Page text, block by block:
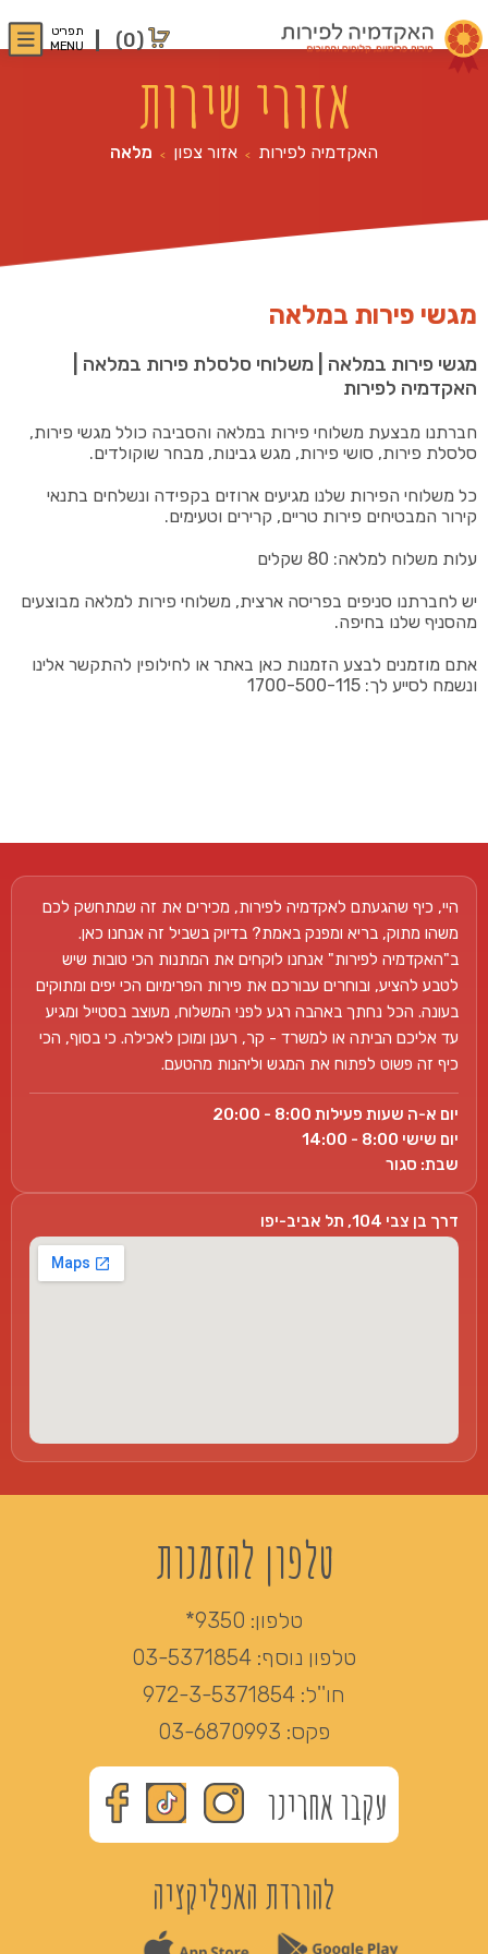
(0)
תפריט
MENU
אזורי שירות
האקדמיה לפירות > אזור צפון > מלאה
מגשי פירות במלאה
מגשי פירות במלאה | משלוחי סלסלת פירות במלאה |
האקדמיה לפירות
חברתנו מבצעת משלוחי פירות במלאה והסביבה כולל מגשי פירות,
סלסלת פירות, סושי פירות, מגש גבינות, מבחר שוקולדים.
כל משלוחי הפירות שלנו מגיעים ארוזים בקפידה ונשלחים בתנאי
קירור המבטיחים פירות טריים, קרירים וטעימים.
עלות משלוח למלאה: 80 שקלים
יש לחברתנו סניפים בפריסה ארצית, משלוחי פירות למלאה מבוצעים
מהסניף שלנו בחיפה.
אתם מוזמנים לבצע הזמנות כאן באתר או לחילופין להתקשר אלינו
ונשמח לסייע לך: 1700-500-115
היי, כיף שהגעתם לאקדמיה לפירות, מכירים את זה שמתחשק לכם
משהו מתוק, בריא ומפנק באמת? בדיוק בשביל זה אנחנו כאן.
ב"האקדמיה לפירות" אנחנו לוקחים את המתנות הכי טובות שיש
לטבע להציע, ובוחרים עבורכם את פירות הפרימיום הכי יפים ומתוקים
בעונה. הכל נחתך באהבה רגע לפני המשלוח, מעוצב בסטייל ומגיע
עד אליכם הביתה או למשרד - קר, רענן ומוכן לאכילה. כי בסוף, הכי
כיף זה פשוט לפתוח את המגש וליהנות מהטעם.
יום א-ה שעות פעילות 8:00 - 20:00
יום שישי 8:00 - 14:00
שבת: סגור
דרך בן צבי 104, תל אביב-יפו
טלפון להזמנות
טלפון: 9350*
טלפון נוסף: 03-5371854
חו''ל: 972-3-5371854
פקס: 03-6870993
עקבו אחרינו
להורדת האפליקציה